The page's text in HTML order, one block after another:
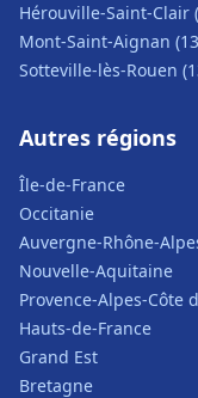
Hérouville-Saint-Clair
Mont-Saint-Aignan
Sotteville-lès-Rouen
Autres régions
Île-de-France
Occitanie
Auvergne-Rhône-
Nouvelle-Aquitaine
Provence-Alpes-Côte
Hauts-de-France
Grand Est
Bretagne